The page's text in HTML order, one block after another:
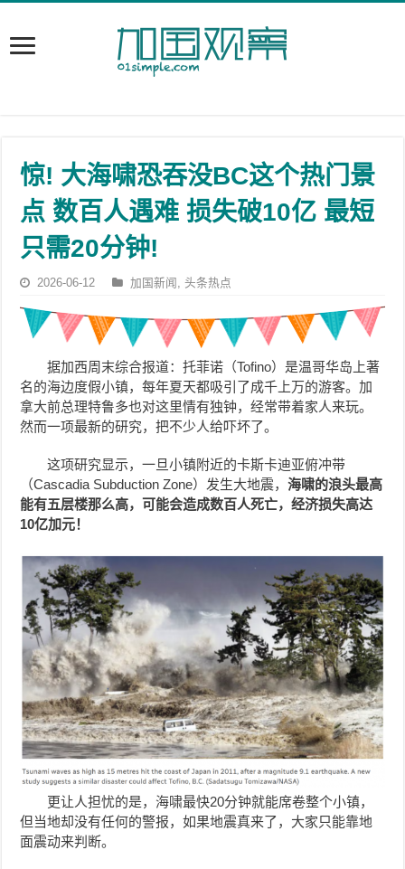
惊! 大海啸恐吞没BC这个热门景
点 数百人遇难 损失破10亿 最短
只需20分钟!
2026-06-12 加国新闻 ,头条热点
据加西周末综合报道：托菲诺（Tofino）是温哥华岛上著
名的海边度假小镇，每年夏天都吸引了成千上万的游客。加
拿大前总理特鲁多也对这里情有独钟，经常带着家人来玩。
然而一项最新的研究，把不少人给吓坏了。
这项研究显示，一旦小镇附近的卡斯卡迪亚俯冲带
（Cascadia Subduction Zone）发生大地震，海啸的浪头最高
能有五层楼那么高，可能会造成数百人死亡，经济损失高达
10亿加元！
更让人担忧的是，海啸最快20分钟就能席卷整个小镇，
但当地却没有任何的警报，如果地震真来了，大家只能靠地
面震动来判断。